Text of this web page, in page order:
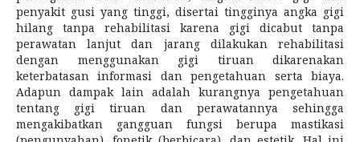
penyakit gusi yang tinggi, disertai tingginya angka gigi
hilang tanpa rehabilitasi karena gigi dicabut tanpa
perawatan lanjut dan jarang dilakukan rehabilitasi
dengan menggunakan gigi tiruan dikarenakan
keterbatasan informasi dan pengetahuan serta biaya.
Adapun dampak lain adalah kurangnya pengetahuan
tentang gigi tiruan dan perawatannya sehingga
mengakibatkan gangguan fungsi berupa mastikasi